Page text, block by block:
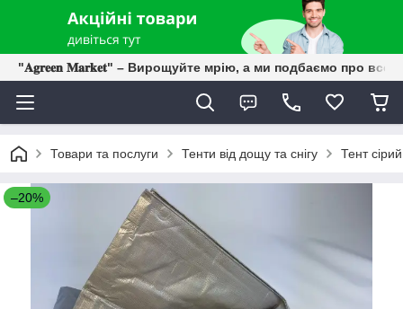
"𝐀𝐠𝐫𝐞𝐞𝐧 𝐌𝐚𝐫𝐤𝐞𝐭" – Вирощуйте мрію, а ми подбаємо про все
Товари та послуги Тенти від дощу та снігу Тент
–20%